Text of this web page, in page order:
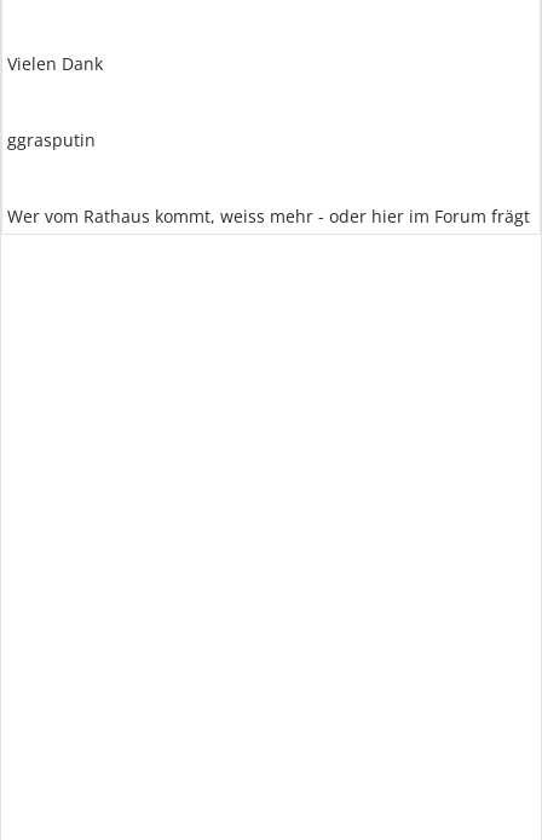
Vielen Dank
ggrasputin
Wer vom Rathaus kommt, weiss mehr - oder hier im Forum frägt